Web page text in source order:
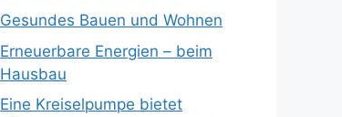
Gesundes Bauen und Wohnen
Erneuerbare Energien – beim
Hausbau
Eine Kreiselpumpe bietet